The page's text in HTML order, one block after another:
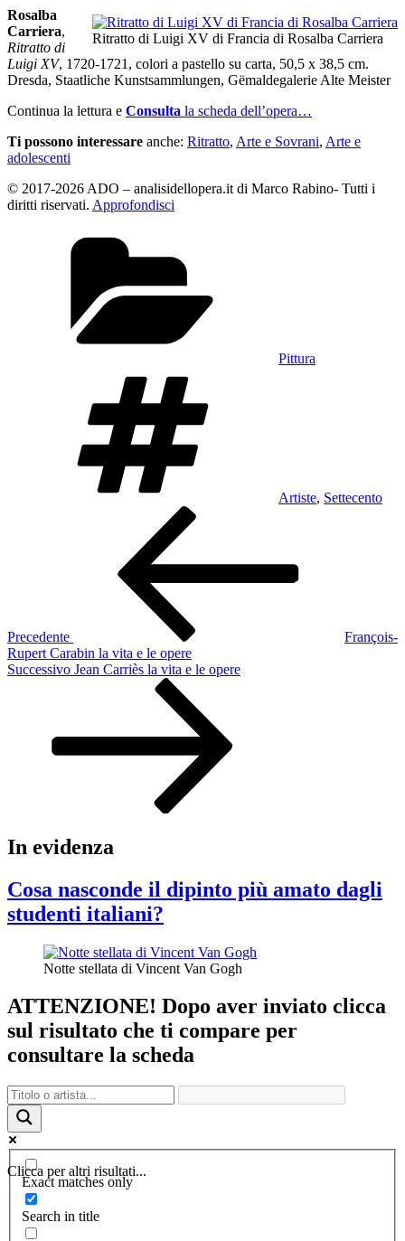
Ritratto di Luigi XV di Francia di Rosalba Carriera
Rosalba
Carriera,
Ritratto di
Luigi XV, 1720-1721, colori a pastello su carta, 50,5 x 38,5 cm.
Dresda, Staatliche Kunstsammlungen, Gëmaldegalerie Alte Meister
Continua la lettura e Consulta la scheda dell’opera…
Ti possono interessare anche: Ritratto, Arte e Sovrani, Arte e
adolescenti
© 2017-2026 ADO – analisidellopera.it di Marco Rabino- Tutti i
diritti riservati. Approfondisci
Pittura
Artiste, Settecento
Precedente
François-
Rupert Carabin la vita e le opere
Articolo
Successivo Jean Carriès la vita e le opere
In evidenza
Cosa nasconde il dipinto più amato dagli
studenti italiani?
Notte stellata di Vincent Van Gogh
ATTENZIONE! Dopo aver inviato clicca
sul risultato che ti compare per
consultare la scheda
Clicca per altri risultati...
Exact matches only
Search in title